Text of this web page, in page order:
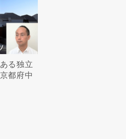
る独立
都府中